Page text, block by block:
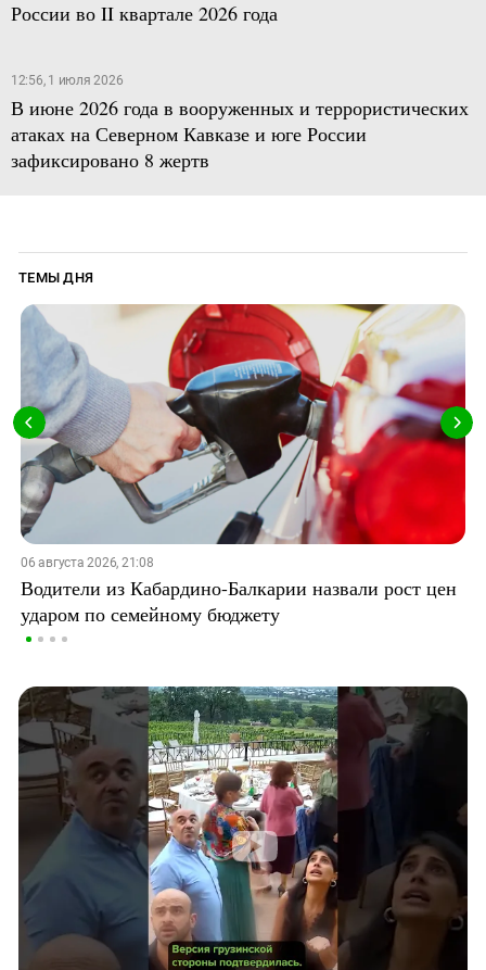
России во II квартале 2026 года
12:56, 1 июля 2026
В июне 2026 года в вооруженных и террористических
атаках на Северном Кавказе и юге России
зафиксировано 8 жертв
ТЕМЫ ДНЯ
06 августа 2026, 21:08
Водители из Кабардино-Балкарии назвали рост цен
ударом по семейному бюджету